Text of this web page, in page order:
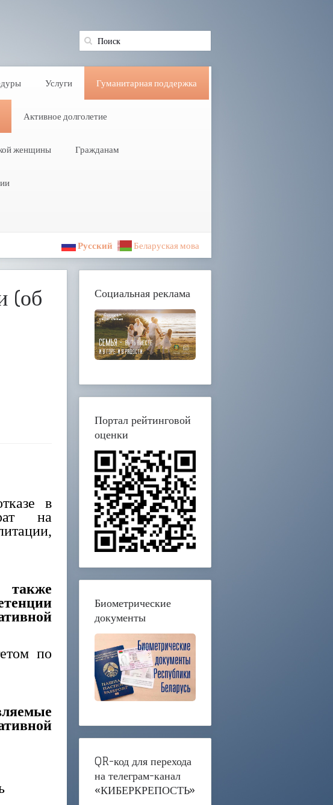
Услуги Гуманитарная поддержка
Активное долголетие
женщины Гражданам
Русский Беларуская мова
(об
в
на
также
по
Социальная реклама
Портал рейтинговой
оценки
Биометрические
документы
QR-код для перехода
на телеграм-канал
«КИБЕРКРЕПОСТЬ»